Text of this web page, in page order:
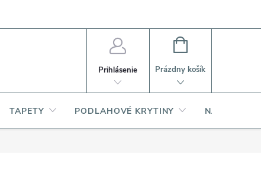
Prihlásenie
NÁKUPNÝ
Prázdny košík
TAPETY PODLAHOVÉ KRYTINY NARDI –